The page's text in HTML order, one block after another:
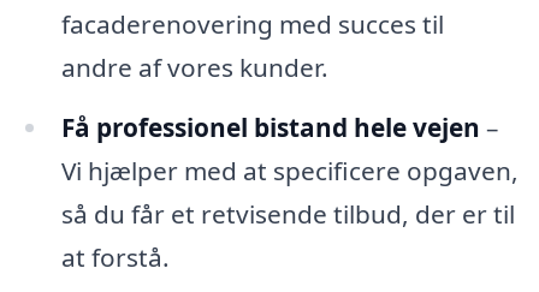
facaderenovering med succes til
andre af vores kunder.
Få professionel bistand hele vejen –
Vi hjælper med at specificere opgaven,
så du får et retvisende tilbud, der er til
at forstå.